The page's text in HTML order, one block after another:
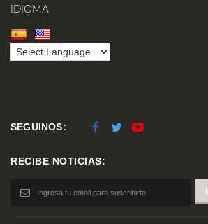
IDIOMA
SEGUINOS:
RECIBE NOTICIAS: